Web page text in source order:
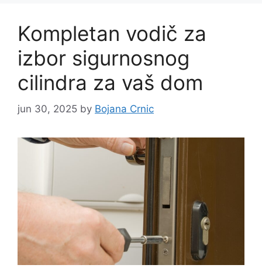
Kompletan vodič za
izbor sigurnosnog
cilindra za vaš dom
jun 30, 2025 by Bojana Crnic